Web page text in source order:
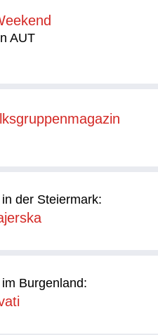
AUT
der Steiermark:
Burgenland: